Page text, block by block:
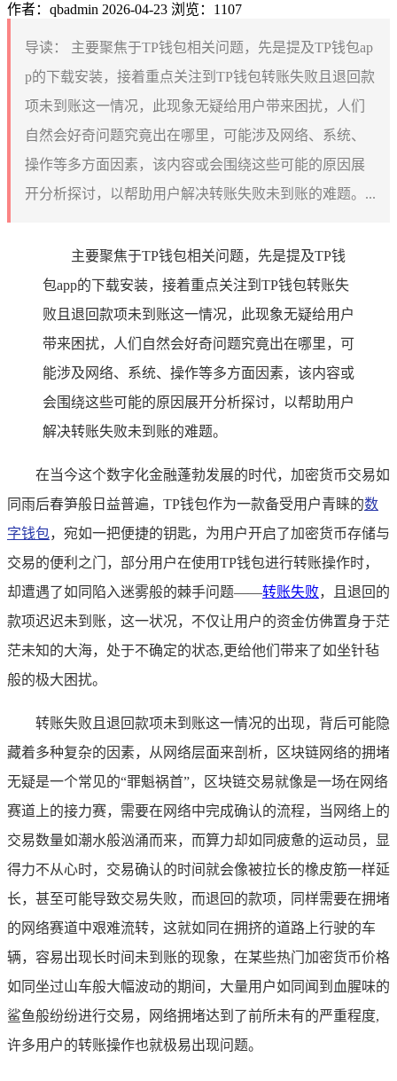
作者：qbadmin 2026-04-23 浏览：1107
导读：
主要聚焦于TP钱包相关问题，先是提及TP钱包ap
p的下载安装，接着重点关注到TP钱包转账失败且退回款
项未到账这一情况，此现象无疑给用户带来困扰，人们
自然会好奇问题究竟出在哪里，可能涉及网络、系统、
操作等多方面因素，该内容或会围绕这些可能的原因展
开分析探讨，以帮助用户解决转账失败未到账的难题。...
主要聚焦于TP钱包相关问题，先是提及TP钱
包app的下载安装，接着重点关注到TP钱包转账失
败且退回款项未到账这一情况，此现象无疑给用户
带来困扰，人们自然会好奇问题究竟出在哪里，可
能涉及网络、系统、操作等多方面因素，该内容或
会围绕这些可能的原因展开分析探讨，以帮助用户
解决转账失败未到账的难题。
在当今这个数字化金融蓬勃发展的时代，加密货币交易如
同雨后春笋般日益普遍，TP钱包作为一款备受用户青睐的数
字钱包，宛如一把便捷的钥匙，为用户开启了加密货币存储与
交易的便利之门，部分用户在使用TP钱包进行转账操作时，
却遭遇了如同陷入迷雾般的棘手问题——转账失败，且退回的
款项迟迟未到账，这一状况，不仅让用户的资金仿佛置身于茫
茫未知的大海，处于不确定的状态,更给他们带来了如坐针毡
般的极大困扰。
转账失败且退回款项未到账这一情况的出现，背后可能隐
藏着多种复杂的因素，从网络层面来剖析，区块链网络的拥堵
无疑是一个常见的“罪魁祸首”，区块链交易就像是一场在网络
赛道上的接力赛，需要在网络中完成确认的流程，当网络上的
交易数量如潮水般汹涌而来，而算力却如同疲惫的运动员，显
得力不从心时，交易确认的时间就会像被拉长的橡皮筋一样延
长，甚至可能导致交易失败，而退回的款项，同样需要在拥堵
的网络赛道中艰难流转，这就如同在拥挤的道路上行驶的车
辆，容易出现长时间未到账的现象，在某些热门加密货币价格
如同坐过山车般大幅波动的期间，大量用户如同闻到血腥味的
鲨鱼般纷纷进行交易，网络拥堵达到了前所未有的严重程度,
许多用户的转账操作也就极易出现问题。